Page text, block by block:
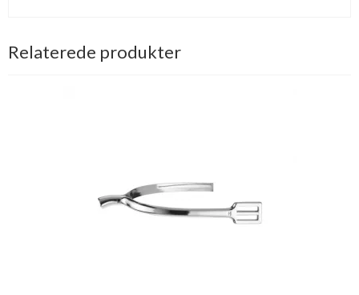
Relaterede produkter